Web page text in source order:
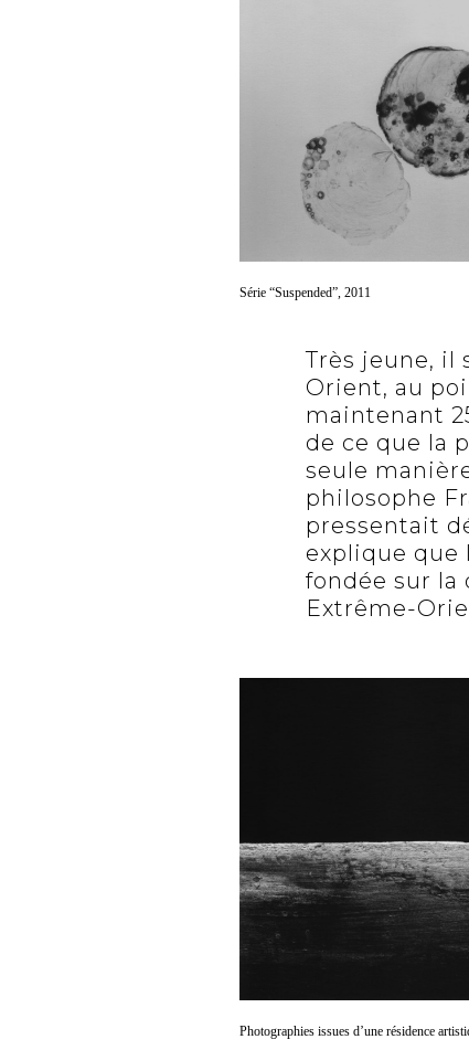
Série “Suspended”, 2011
Très jeune, il
Orient, au
maintenant
de ce que la
seule
philosophe
pressentait
explique que
fondée sur la
Extrême-
Photographies issues d’une résidence